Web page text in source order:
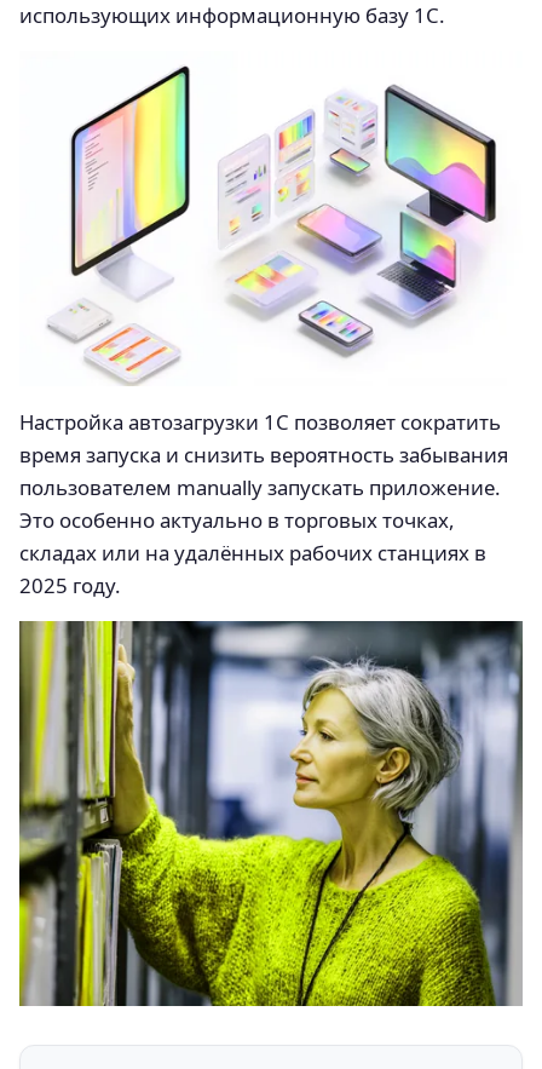
использующих информационную базу 1С.
Настройка автозагрузки 1С позволяет сократить
время запуска и снизить вероятность забывания
пользователем manually запускать приложение.
Это особенно актуально в торговых точках,
складах или на удалённых рабочих станциях в
2025 году.